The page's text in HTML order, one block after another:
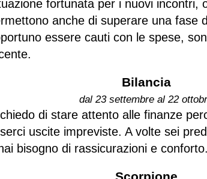
fortunata per i nuovi incontri,
anche di superare una fase
essere cauti con le spese,
Bilancia
dal 23 settembre al 22
di stare attento alle finanze
uscite impreviste. A volte sei
bisogno di rassicurazioni e conforto.